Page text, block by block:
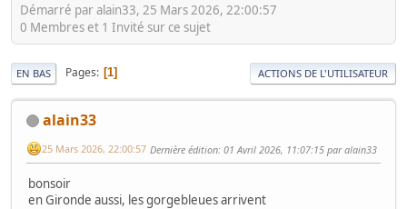
Démarré par alain33, 25 Mars 2026, 22:00:57
0 Membres et 1 Invité sur ce sujet
EN BAS Pages 1 ACTIONS DE L'UTILISATEUR
alain33
25 Mars 2026, 22:00:57 Dernière édition: 01 Avril 2026, 11:07:15 par alain33
bonsoir
en Gironde aussi, les gorgebleues arrivent